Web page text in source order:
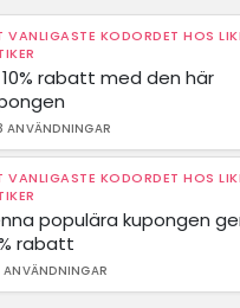
VANLIGASTE KODORDET HOS
10% rabatt med den här
ANVÄNDNINGAR
VANLIGASTE KODORDET HOS
populära kupongen
rabatt